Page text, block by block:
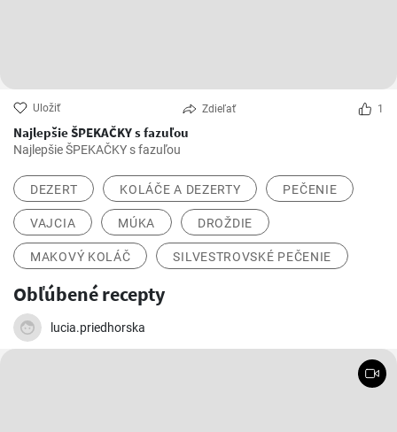
Uložiť Zdieľať 1
Najlepšie ŠPEKAČKY s fazuľou
Najlepšie ŠPEKAČKY s fazuľou
DEZERT KOLÁČE A DEZERTY PEČENIE
VAJCIA MÚKA DROŽDIE
MAKOVÝ KOLÁČ SILVESTROVSKÉ PEČENIE
Obľúbené recepty
lucia.priedhorska